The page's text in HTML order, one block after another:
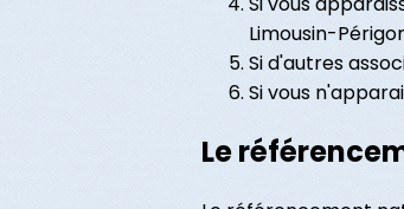
Limousin-
Si d'autres
Si vous
Le